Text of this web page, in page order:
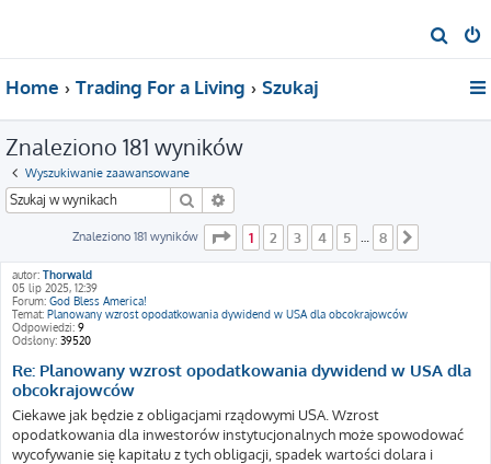
z
Home Trading For a Living Szukaj
Znaleziono 181 wyników
Wyszukiwanie zaawansowane
Szukaj
Znaleziono 181 wyników Strona z8
1 2 3 4 5 8
autor: Thorwald
05 lip 2025, 12:39
Forum: God Bless America!
Temat: Planowany wzrost opodatkowania dywidend w USA dla obcokrajowców
Odpowiedzi: 9
Odsłony: 39520
Re: Planowany wzrost opodatkowania dywidend w USA dla
obcokrajowców
Ciekawe jak będzie z obligacjami rządowymi USA. Wzrost
opodatkowania dla inwestorów instytucjonalnych może spowodować
wycofywanie się kapitału z tych obligacji, spadek wartości dolara i